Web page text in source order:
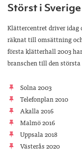
Störst i Sverige
Klättercentret driver idag
räknat till omsättning
första klätterhall 2003
branschen till den
Solna 2003
Telefonplan 2010
Akalla 2016
Malmö 2016
Uppsala 2018
Västerås 2020